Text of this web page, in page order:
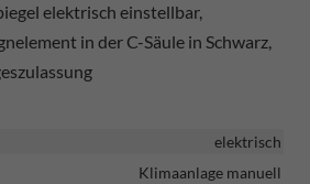
elektrisch einstellbar,
in der C-Säule in Schwarz,
elektrisch
Klimaanlage manuell